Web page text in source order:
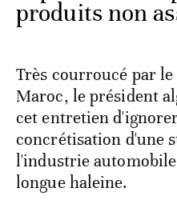
produits non
Très courroucé par le
Maroc, le président
cet entretien
concrétisation d'une
l'industrie
longue haleine.